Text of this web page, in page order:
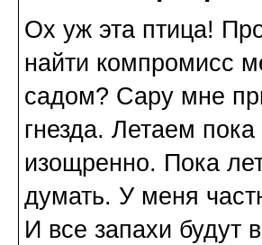
Ох уж эта птица!
найти компромисс
садом? Сару мне
гнезда. Летаем
изощренно. Пока
думать. У меня
И все запахи будут